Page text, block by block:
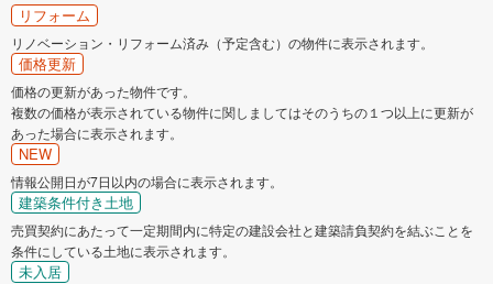
リフォーム
リノベーション・リフォーム済み（予定含む）の物件に表示されます。
価格更新
価格の更新があった物件です。
複数の価格が表示されている物件に関しましてはそのうちの１つ以上に更新が
あった場合に表示されます。
NEW
情報公開日が7日以内の場合に表示されます。
建築条件付き土地
売買契約にあたって一定期間内に特定の建設会社と建築請負契約を結ぶことを
条件にしている土地に表示されます。
未入居